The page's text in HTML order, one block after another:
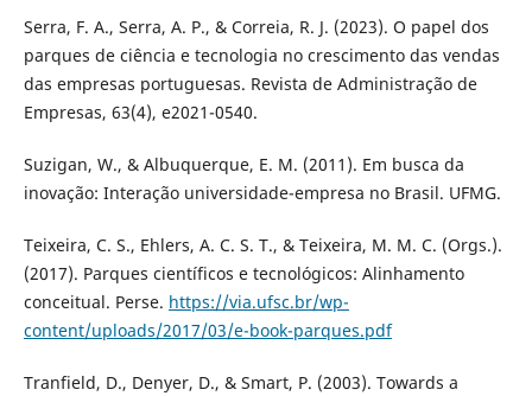
Serra, F. A., Serra, A. P., & Correia, R. J. (2023). O papel dos
parques de ciência e tecnologia no crescimento das vendas
das empresas portuguesas. Revista de Administração de
Empresas, 63(4), e2021-0540.
Suzigan, W., & Albuquerque, E. M. (2011). Em busca da
inovação: Interação universidade-empresa no Brasil. UFMG.
Teixeira, C. S., Ehlers, A. C. S. T., & Teixeira, M. M. C. (Orgs.).
(2017). Parques científicos e tecnológicos: Alinhamento
conceitual. Perse. https://via.ufsc.br/wp-
content/uploads/2017/03/e-book-parques.pdf
Tranfield, D., Denyer, D., & Smart, P. (2003). Towards a